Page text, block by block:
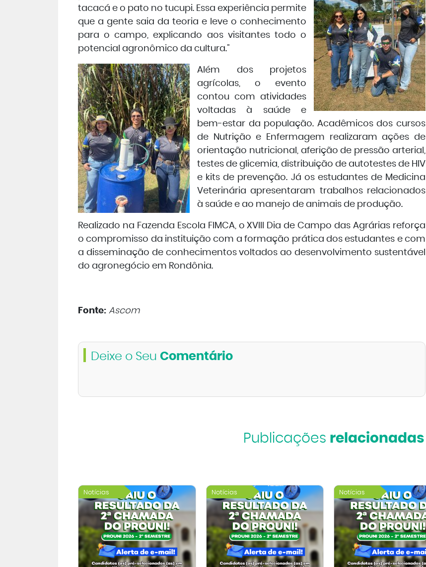
tacacá e o pato no tucupi. Essa experiência permite
que a gente saia da teoria e leve o conhecimento
para o campo, explicando aos visitantes todo o
potencial agronômico da cultura.”
Além dos projetos
agrícolas, o evento
contou com atividades
voltadas à saúde e
bem-estar da população. Acadêmicos dos cursos
de Nutrição e Enfermagem realizaram ações de
orientação nutricional, aferição de pressão arterial,
testes de glicemia, distribuição de autotestes de HIV
e kits de prevenção. Já os estudantes de Medicina
Veterinária apresentaram trabalhos relacionados
à saúde e ao manejo de animais de produção.
Realizado na Fazenda Escola FIMCA, o XVIII Dia de Campo das Agrárias reforça
o compromisso da instituição com a formação prática dos estudantes e com
a disseminação de conhecimentos voltados ao desenvolvimento sustentável
do agronegócio em Rondônia.
Fonte: Ascom
Deixe o Seu Comentário
Publicações relacionadas
Notícias Notícias Notícias